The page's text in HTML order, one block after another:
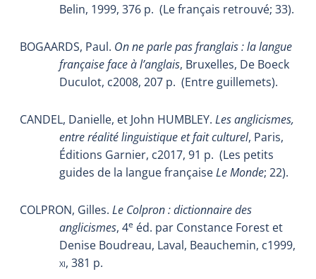
Belin, 1999, 376 p. (Le français retrouvé; 33).
BOGAARDS, Paul. On ne parle pas franglais : la langue
française face à l’anglais, Bruxelles, De Boeck
Duculot, c2008, 207 p. (Entre guillemets).
CANDEL, Danielle, et John HUMBLEY. Les anglicismes,
entre réalité linguistique et fait culturel, Paris,
Éditions Garnier, c2017, 91 p. (Les petits
guides de la langue françaiseLe Monde; 22).
COLPRON, Gilles. Le Colpron : dictionnaire des
anglicismes, 4e éd. par Constance Forest et
Denise Boudreau, Laval, Beauchemin, c1999,
xi, 381 p.